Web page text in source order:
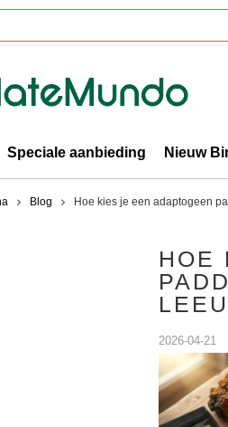
Speciale aanbieding Nieuw
Blog Hoe kies je een adaptogeen
HOE
2026-04-21